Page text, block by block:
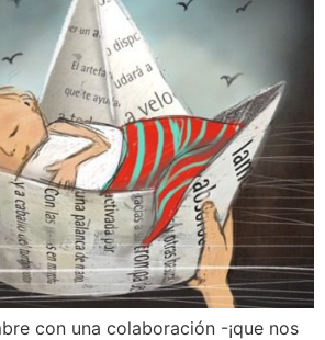
con una colaboración -¡que nos